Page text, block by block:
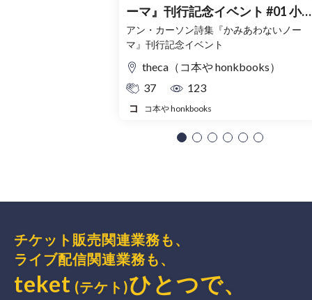
ーマ』刊行記念イベント #01 小
洋光× 柳川智之×青柳菜摘
アン・カーソン詩集『かみあわないノー
マ』刊行記念イベント
theca（コ本や honkbooks）
37
123
コ本や honkbooks
チケット販売関連業務も、
ライブ配信関連業務も、
teket (テケト)ひとつで、